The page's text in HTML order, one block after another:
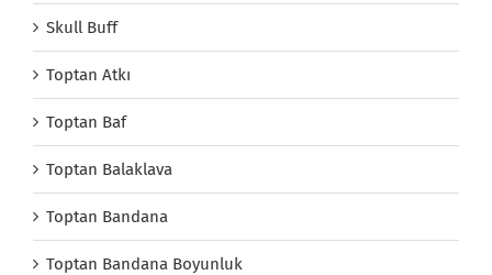
Skull Buff
Toptan Atkı
Toptan Baf
Toptan Balaklava
Toptan Bandana
Toptan Bandana Boyunluk